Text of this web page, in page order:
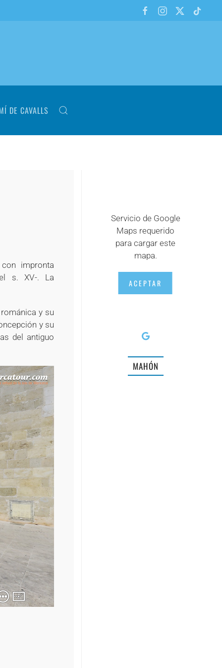
DE CAVALLS
impronta
s. XV-. La
y su
y su
del antiguo
Servicio de Google
Maps requerido
para cargar este
mapa.
ACEPTAR
MAHÓN